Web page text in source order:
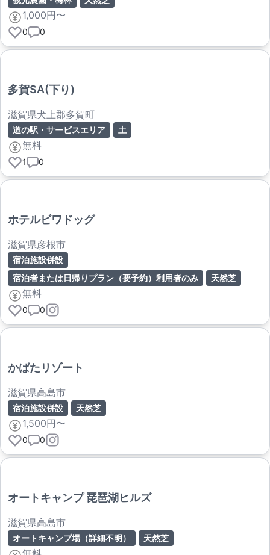
1,000円〜
0 0
多賀SA(下り)
滋賀県犬上郡多賀町
道の駅・サービスエリア 土
無料
1 0
ホテルビワドッグ
滋賀県彦根市
宿泊施設併設
宿泊者または日帰りプラン（要予約）利用者のみ
天然芝
無料
0 0
かばたリゾート
滋賀県高島市
宿泊施設併設 天然芝
1,500円〜
0 0
オートキャンプ 琵琶湖ヒルズ
滋賀県高島市
オートキャンプ場（詳細不明） 天然芝